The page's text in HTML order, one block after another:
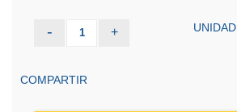
- 1 + UNIDAD
COMPARTIR